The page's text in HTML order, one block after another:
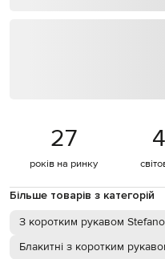
27
років на ринку
Більше товарів з категорій
З коротким рукавом
Блакитні з коротким